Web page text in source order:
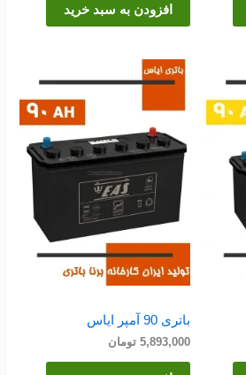
افزودن به سبد خرید
باتری 90 آمپر ایاس
5,893,000 تومان